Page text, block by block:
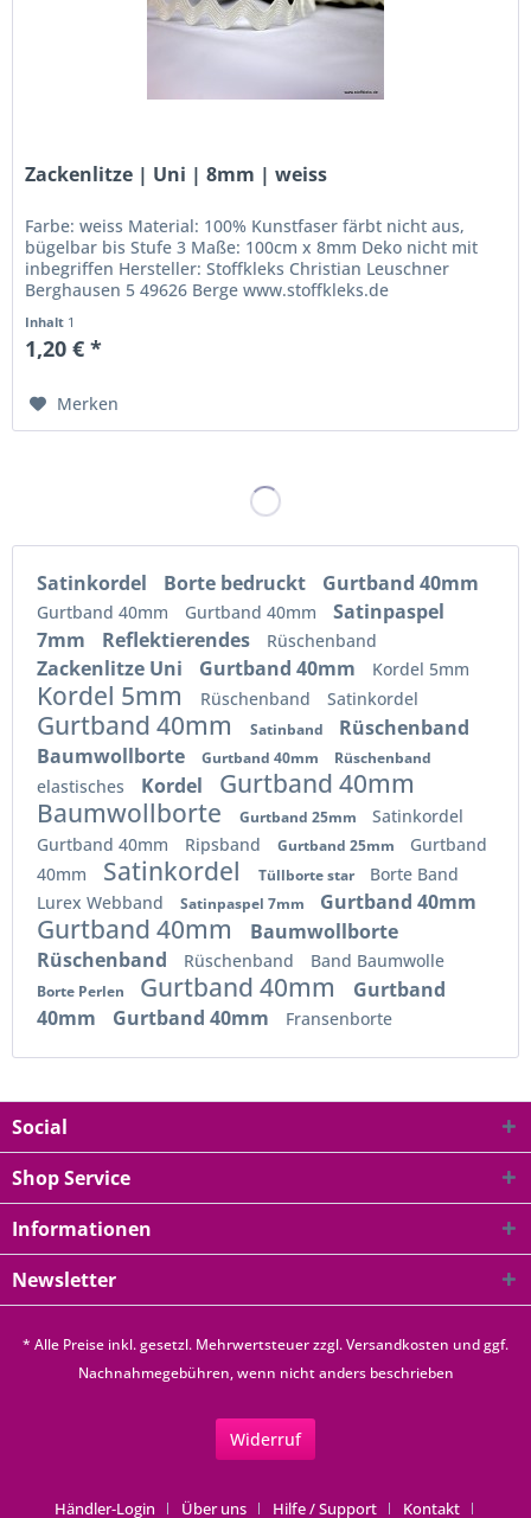
Zackenlitze | Uni | 8mm | weiss
Farbe: weiss Material: 100% Kunstfaser färbt nicht aus,
bügelbar bis Stufe 3 Maße: 100cm x 8mm Deko nicht mit
inbegriffen Hersteller: Stoffkleks Christian Leuschner
Berghausen 5 49626 Berge www.stoffkleks.de
Inhalt 1
1,20 € *
Merken
Satinkordel Borte bedruckt Gurtband 40mm
Gurtband 40mm Gurtband 40mm
Satinpaspel
7mm
Reflektierendes Rüschenband
Zackenlitze Uni Gurtband 40mm Kordel 5mm
Kordel 5mm Rüschenband Satinkordel
Gurtband 40mm Satinband
Rüschenband
Baumwollborte
Gurtband 40mm Rüschenband
elastisches Kordel
Gurtband 40mm
Baumwollborte
Gurtband 25mm
Satinkordel
Gurtband 40mm
Ripsband Gurtband 25mm
Gurtband
40mm
Satinkordel Tüllborte star
Borte Band
Lurex Webband
Satinpaspel 7mm Gurtband 40mm
Gurtband 40mm
Baumwollborte
Rüschenband
Rüschenband Band Baumwolle
Borte Perlen Gurtband 40mm
Gurtband
40mm
Gurtband 40mm Fransenborte
Social
Shop Service
Informationen
Newsletter
* Alle Preise inkl. gesetzl. Mehrwertsteuer zzgl.Versandkosten und ggf.
Nachnahmegebühren, wenn nicht anders beschrieben
Widerruf
Händler-Login Über uns Hilfe / Support Kontakt